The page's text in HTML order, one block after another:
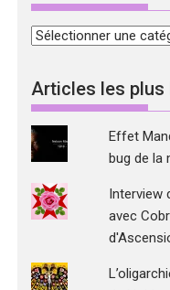
Classement
sujets
Articles les plus
Effet
bug de la
Interview
avec